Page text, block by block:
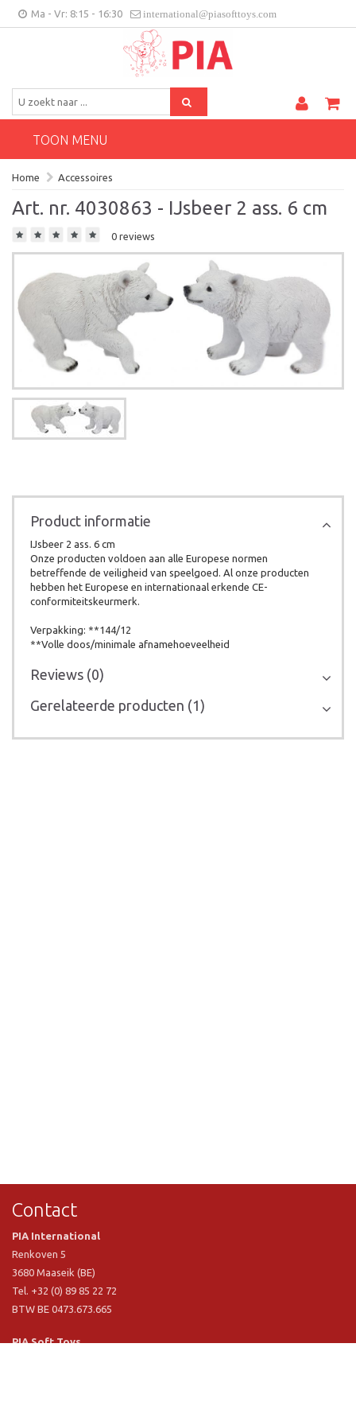
Ma - Vr: 8:15 - 16:30 international@piasofttoys.com
Klantenfeedback
BE/NL
TOON MENU
Home Accessoires
Art. nr. 4030863 - IJsbeer 2 ass. 6 cm
0 reviews
Product informatie
IJsbeer 2 ass. 6 cm
Onze producten voldoen aan alle Europese normen
betreffende de veiligheid van speelgoed. Al onze producten
hebben het Europese en internationaal erkende CE-
conformiteitskeurmerk.
Verpakking: **144/12
**Volle doos/minimale afnamehoeveelheid
Reviews (0)
Gerelateerde producten (1)
Contact
PIA International
Renkoven 5
3680 Maaseik (BE)
Tel. +32 (0) 89 85 22 72
BTW BE 0473.673.665
PIA Soft Toys